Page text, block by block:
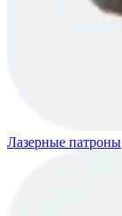
Лазерные патроны